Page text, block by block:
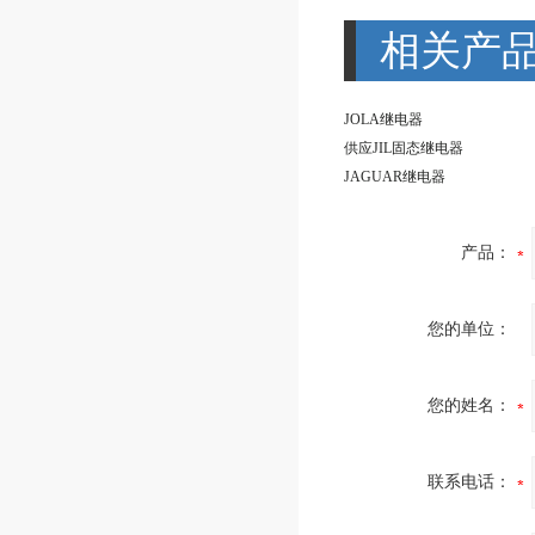
相关产
JOLA继电器
供应JIL固态继电器
JAGUAR继电器
产品：
您的单位：
您的姓名：
联系电话：